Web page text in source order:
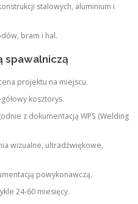
stalowych, aluminium i
bram i hal.
spawalniczą
projektu na miejscu.
kosztorys.
z dokumentacją WPS (Welding
wizualne, ultradźwiękowe,
powykonawczą.
24-60 miesięcy.